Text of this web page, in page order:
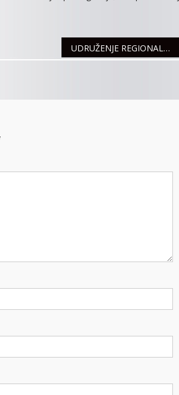
UDRUŽENJE REGIONALNE INICIJATIVE SREMA DOBILO PODRŠKU U OKVIRU ŠVAJCARSKOG PROJEKTA ACT